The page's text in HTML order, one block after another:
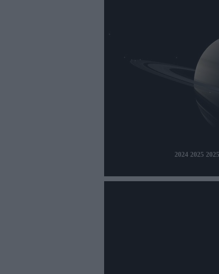
2024 2025